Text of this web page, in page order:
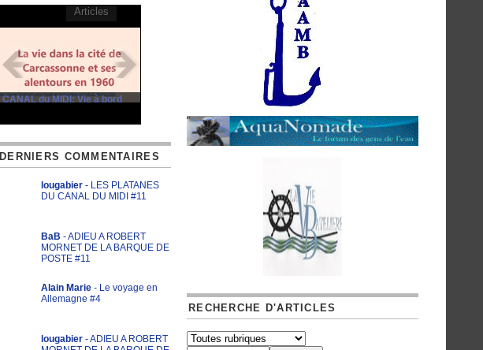
CANAL du MIDI: Vie à bord
Articles
DERNIERS COMMENTAIRES
lougabier - LES PLATANES
DU CANAL DU MIDI #11
BaB - ADIEU A ROBERT
MORNET DE LA BARQUE DE
POSTE #11
Alain Marie - Le voyage en
Allemagne #4
lougabier - ADIEU A ROBERT
RECHERCHE D'ARTICLES